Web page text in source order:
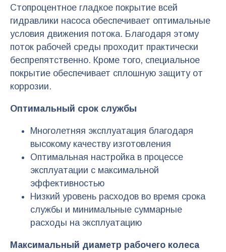
Стопроцентное гладкое покрытие всей
гидравлики насоса обеспечивает оптимальные
условия движения потока. Благодаря этому
поток рабочей среды проходит практически
беспрепятственно. Кроме того, специальное
покрытие обеспечивает сплошную защиту от
коррозии.
Оптимальный срок службы
Многолетняя эксплуатация благодаря
высокому качеству изготовления
Оптимальная настройка в процессе
эксплуатации с максимальной
эффективностью
Низкий уровень расходов во время срока
службы и минимальные суммарные
расходы на эксплуатацию
Максимальный диаметр рабочего колеса